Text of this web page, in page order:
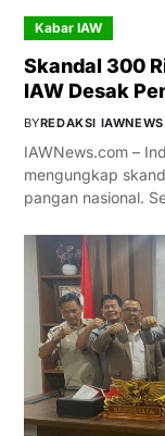
Kabar IAW
Skandal 300
IAW Desak
BYREDAKSI IAWNEWS
IAWNews.com –
mengungkap
pangan nasional.